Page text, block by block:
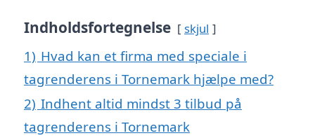
Indholdsfortegnelse skjul
1) Hvad kan et firma med speciale i
tagrenderens i Tornemark hjælpe med?
2) Indhent altid mindst 3 tilbud på
tagrenderens i Tornemark